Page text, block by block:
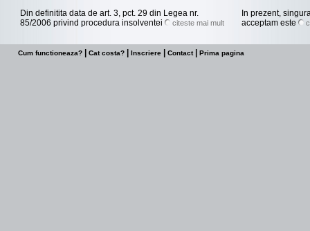
Din definitita data de art. 3, pct. 29 din Legea nr.
85/2006 privind procedura insolventei
citeste mai mult
In prezent,
acceptam este
Cum functioneaza? Cat costa? Inscriere Contact| Prima pagina